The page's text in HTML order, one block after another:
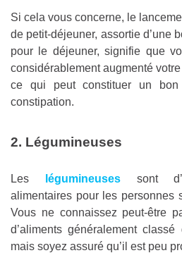
Si cela vous concerne, le
de petit-déjeuner, assortie d’une
pour le déjeuner, signifie que
considérablement augmenté
ce qui peut constituer un
constipation.
2. Légumineuses
Les légumineusessont
alimentaires pour les personnes
Vous ne connaissez peut-être
d’aliments généralement
mais soyez assuré qu’il est peu